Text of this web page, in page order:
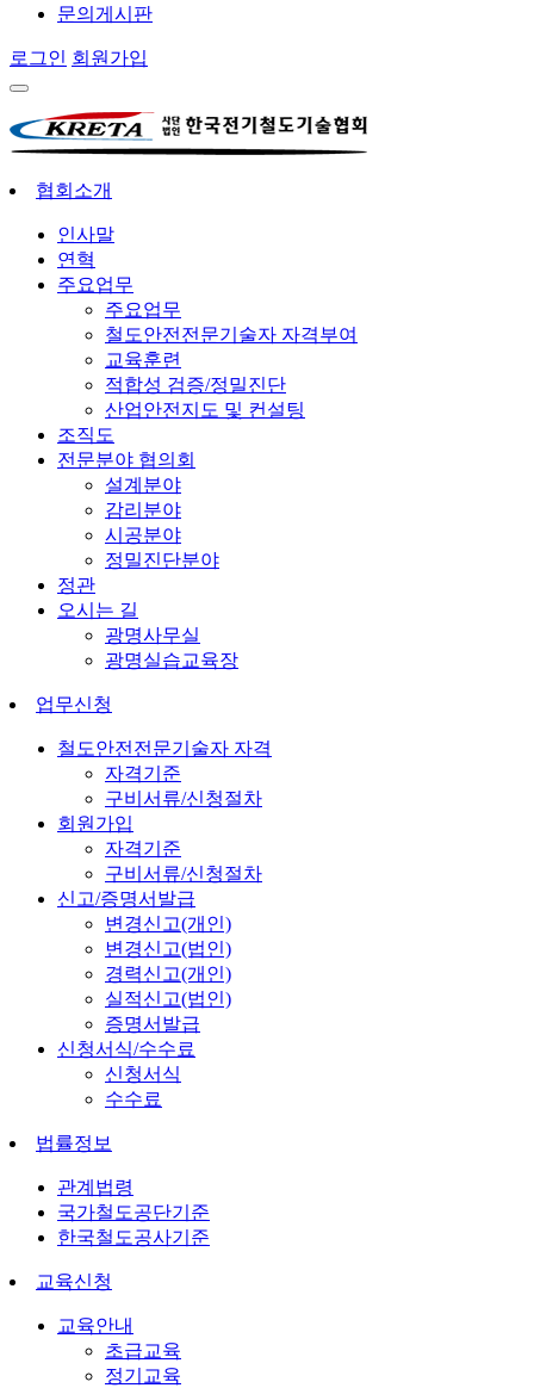
문의게시판
로그인 회원가입
협회소개
인사말
연혁
주요업무
주요업무
철도안전전문기술자 자격부여
교육훈련
적합성 검증/정밀진단
산업안전지도 및 컨설팅
조직도
전문분야 협의회
설계분야
감리분야
시공분야
정밀진단분야
정관
오시는 길
광명사무실
광명실습교육장
업무신청
철도안전전문기술자 자격
자격기준
구비서류/신청절차
회원가입
자격기준
구비서류/신청절차
신고/증명서발급
변경신고(개인)
변경신고(법인)
경력신고(개인)
실적신고(법인)
증명서발급
신청서식/수수료
신청서식
수수료
법률정보
관계법령
국가철도공단기준
한국철도공사기준
교육신청
교육안내
초급교육
정기교육